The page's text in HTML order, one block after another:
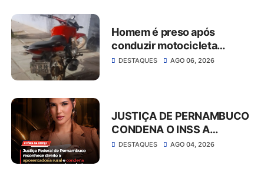
Homem é preso após
conduzir motocicleta
embriagado e resistir à
DESTAQUES AGO 06, 2026
JUSTIÇA DE PERNAMBUCO
CONDENA O INSS A
CONCEDER
DESTAQUES AGO 04, 2026